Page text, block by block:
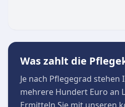
Hauswirtschaftliche
Nachbarschaftshilfe und
Im Stadtteil Münchingen
hauswirtschaftliche
Nachbarschaftshilfe in der
Was zahlt die
Je nach Pflegegrad stehen
mehrere Hundert Euro an